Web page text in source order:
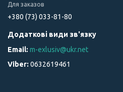
Для заказов
+380 (73) 033-81-80
m-exlusiv@ukr.net
0632619461